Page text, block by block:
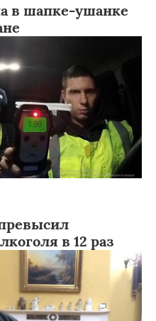
в шапке-ушанке
в 12 раз